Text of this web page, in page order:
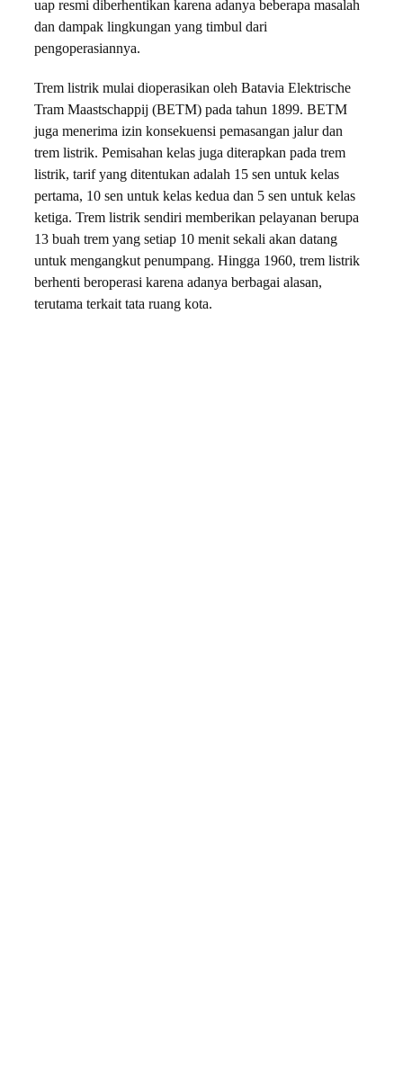
uap resmi diberhentikan karena adanya beberapa masalah
dan dampak lingkungan yang timbul dari
pengoperasiannya.
Trem listrik mulai dioperasikan oleh Batavia Elektrische
Tram Maastschappij (BETM) pada tahun 1899. BETM
juga menerima izin konsekuensi pemasangan jalur dan
trem listrik. Pemisahan kelas juga diterapkan pada trem
listrik, tarif yang ditentukan adalah 15 sen untuk kelas
pertama, 10 sen untuk kelas kedua dan 5 sen untuk kelas
ketiga. Trem listrik sendiri memberikan pelayanan berupa
13 buah trem yang setiap 10 menit sekali akan datang
untuk mengangkut penumpang. Hingga 1960, trem listrik
berhenti beroperasi karena adanya berbagai alasan,
terutama terkait tata ruang kota.